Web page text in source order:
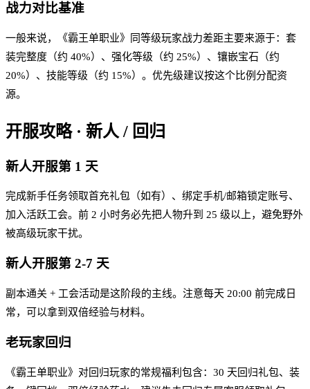
战力对比基准
一般来说，《霸王单职业》同等级玩家战力差距主要来源于：套
装完整度（约 40%）、强化等级（约 25%）、镶嵌宝石（约
20%）、技能等级（约 15%）。优先级建议按这个比例分配资
源。
开服攻略 · 新人 / 回归
新人开服第 1 天
完成新手任务领取首充礼包（如有）、绑定手机/邮箱锁定账号、
加入活跃工会。前 2 小时务必先把人物升到 25 级以上，避免野外
被高级玩家干扰。
新人开服第 2-7 天
副本通关 + 工会活动是这阶段的主线。注意每天 20:00 前完成日
常，可以拿到双倍经验与材料。
老玩家回归
《霸王单职业》对回归玩家的常规福利包含：30 天回归礼包、装